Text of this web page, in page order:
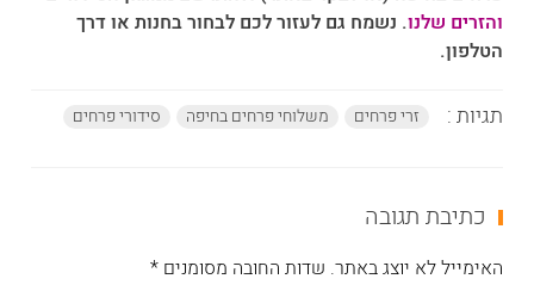
והזרים שלנו. נשמח גם לעזור לכם לבחור בחנות או דרך
הטלפון.
תגיות : זרי פרחים משלוחי פרחים בחיפה סידורי פרחים
כתיבת תגובה
האימייל לא יוצג באתר. שדות החובה מסומנים *